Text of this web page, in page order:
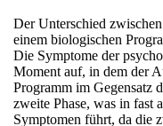
Der Unterschied
einem biologischen
Die Symptome der
Moment auf, in dem der
Programm im Gegensatz
zweite Phase, was in fast
Symptomen führt, da die